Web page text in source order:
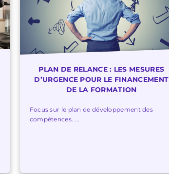
PLAN DE RELANCE : LES MESURES
D’URGENCE POUR LE FINANCEMENT
DE LA FORMATION
Focus sur le plan de développement des
compétences. ...